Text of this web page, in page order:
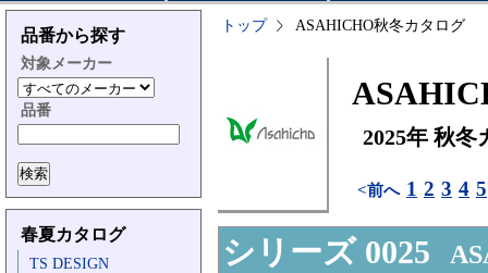
品番から探す
対象メーカー
品番
春夏カタログ
TS DESIGN
トップ ASAHICHO秋冬カタログ
2025年 秋冬
<前へ 1 2 3 4 5
シリーズ 0025